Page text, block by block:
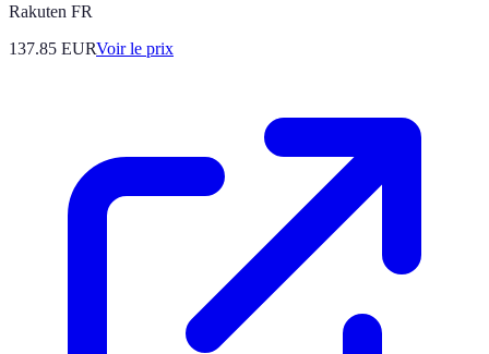
Rakuten FR
137.85 EURVoir le prix